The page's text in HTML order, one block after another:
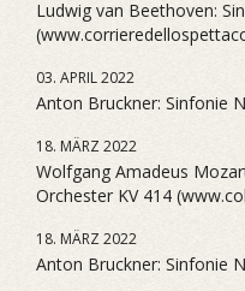
Ludwig van Beethoven:
03. APRIL 2022
Anton Bruckner: Sinfonie
18. MÄRZ 2022
Wolfgang Amadeus
Orchester KV 414
18. MÄRZ 2022
Anton Bruckner: Sinfonie